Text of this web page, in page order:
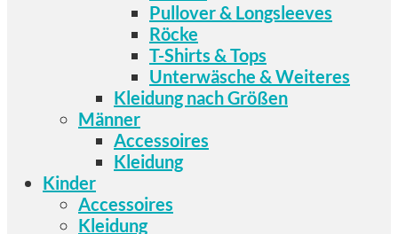
Pullover & Longsleeves
Röcke
T-Shirts & Tops
Unterwäsche & Weiteres
Kleidung nach Größen
Männer
Accessoires
Kleidung
Kinder
Accessoires
Kleidung